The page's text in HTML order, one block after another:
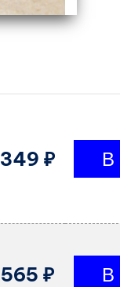
349 ₽
565 ₽